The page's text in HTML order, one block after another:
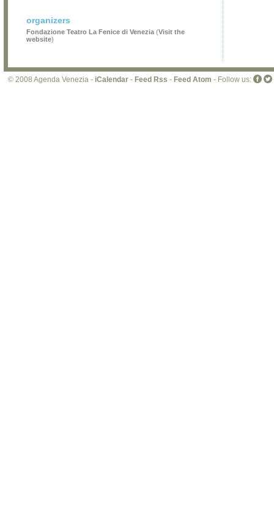
organizers
Fondazione Teatro La Fenice di Venezia (Visit the
website)
© 2008 Agenda Venezia - iCalendar - Feed Rss - Feed Atom - Follow us: